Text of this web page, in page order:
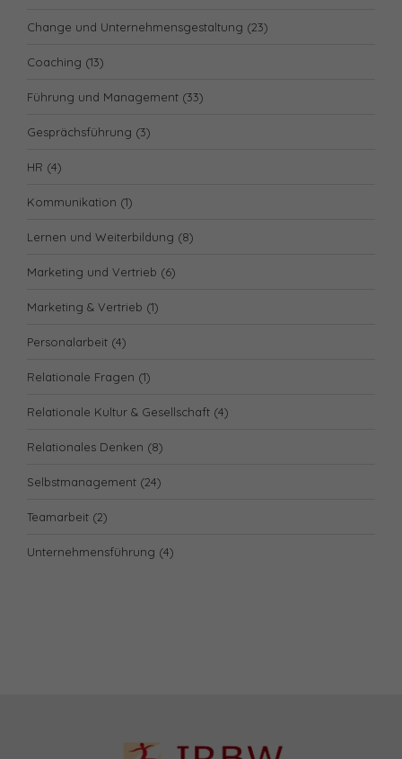
Change und Unternehmensgestaltung (23)
Coaching (13)
Führung und Management (33)
Gesprächsführung (3)
HR (4)
Kommunikation (1)
Lernen und Weiterbildung (8)
Marketing und Vertrieb (6)
Marketing & Vertrieb (1)
Personalarbeit (4)
Relationale Fragen (1)
Relationale Kultur & Gesellschaft (4)
Relationales Denken (8)
Selbstmanagement (24)
Teamarbeit (2)
Unternehmensführung (4)